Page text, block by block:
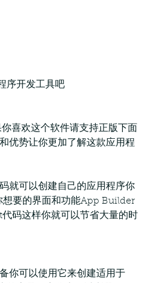
序开发工具吧
喜欢这个软件请支持正版下面
优势让你更加了解这款应用程
就可以创建自己的应用程序你
想要的界面和功能App Builder
码这样你就可以节省大量的时
你可以使用它来创建适用于